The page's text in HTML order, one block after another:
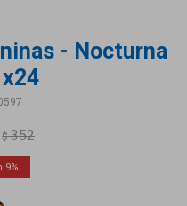
- Nocturna
$ 352
9